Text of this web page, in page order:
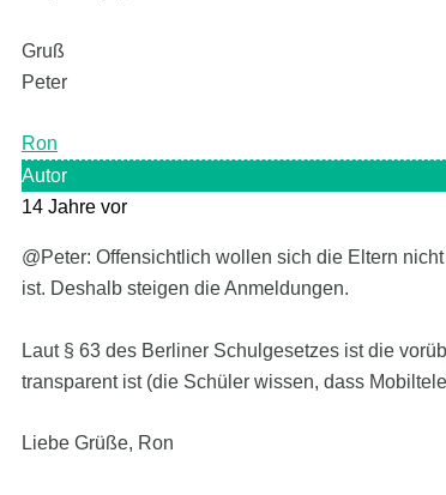
Gruß
Peter
Ron
Autor
14 Jahre vor
@Peter: Offensichtlich wollen sich die Eltern
ist. Deshalb steigen die Anmeldungen.
Laut § 63 des Berliner Schulgesetzes ist die
transparent ist (die Schüler wissen, dass
Liebe Grüße, Ron